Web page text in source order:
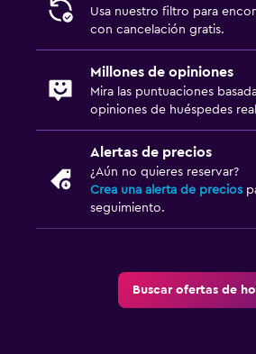
Usa nuestro filtro para
con cancelación gratis.
Millones de opiniones
Mira las puntuaciones
opiniones de huéspedes
Alertas de precios
¿Aún no quieres reservar?
Crea una alerta de precios
seguimiento.
Buscar ofertas de